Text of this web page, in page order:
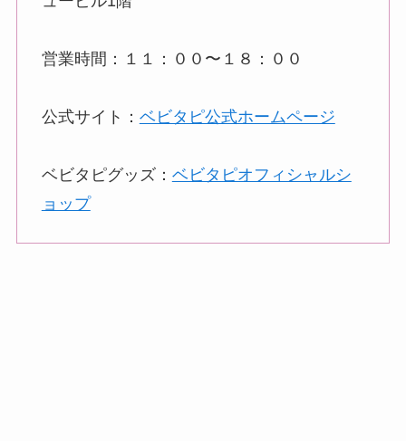
営業時間：１１：００〜１８：００
公式サイト： ベビタピ公式ホームページ
ベビタピグッズ： ベビタピオフィシャルシ
ョップ